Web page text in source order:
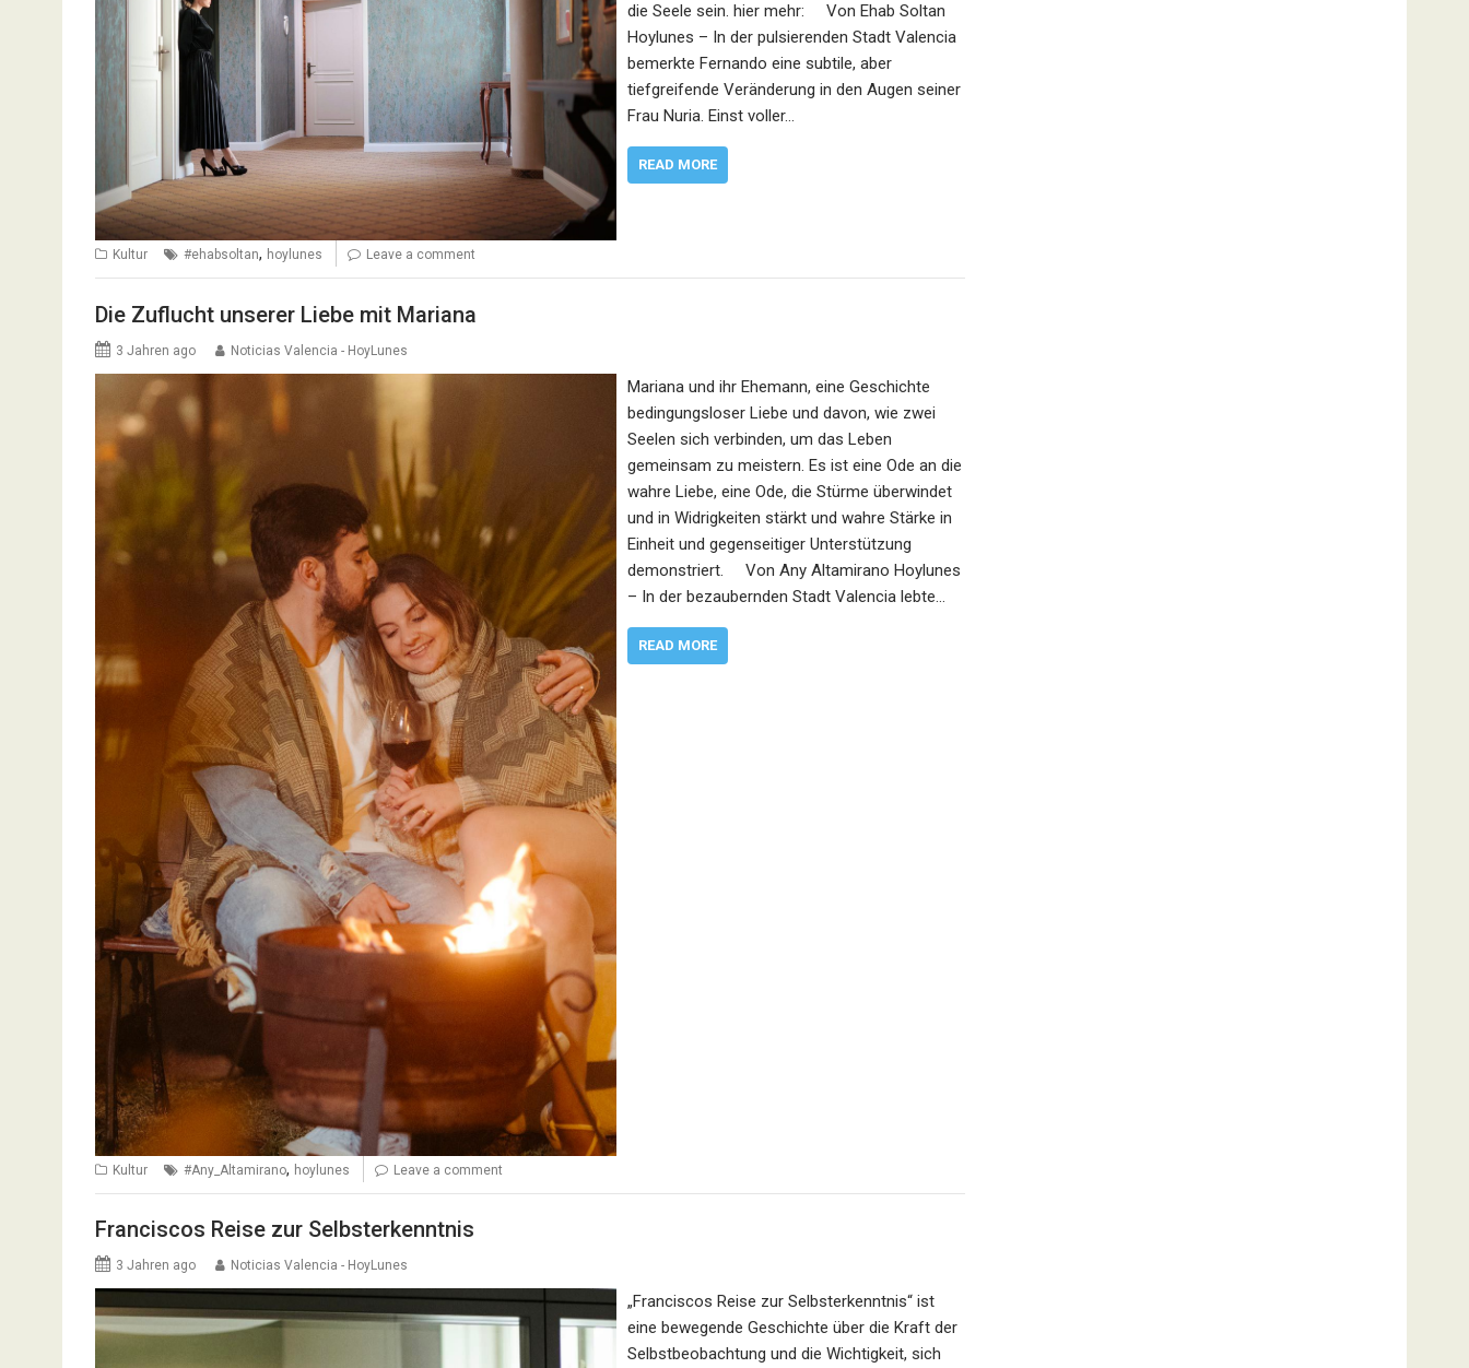
die Seele sein. hier mehr: Von Ehab Soltan
Hoylunes – In der pulsierenden Stadt Valencia
bemerkte Fernando eine subtile, aber
tiefgreifende Veränderung in den Augen seiner
Frau Nuria. Einst voller…
READ MORE
Kultur #ehabsoltan, hoylunes Leave a comment
Die Zuflucht unserer Liebe mit Mariana
3 Jahren ago Noticias Valencia - HoyLunes
Mariana und ihr Ehemann, eine Geschichte
bedingungsloser Liebe und davon, wie zwei
Seelen sich verbinden, um das Leben
gemeinsam zu meistern. Es ist eine Ode an die
wahre Liebe, eine Ode, die Stürme überwindet
und in Widrigkeiten stärkt und wahre Stärke in
Einheit und gegenseitiger Unterstützung
demonstriert. Von Any Altamirano Hoylunes
– In der bezaubernden Stadt Valencia lebte…
READ MORE
Kultur #Any_Altamirano, hoylunes Leave a comment
Franciscos Reise zur Selbsterkenntnis
3 Jahren ago Noticias Valencia - HoyLunes
„Franciscos Reise zur Selbsterkenntnis“ ist
eine bewegende Geschichte über die Kraft der
Selbstbeobachtung und die Wichtigkeit, sich